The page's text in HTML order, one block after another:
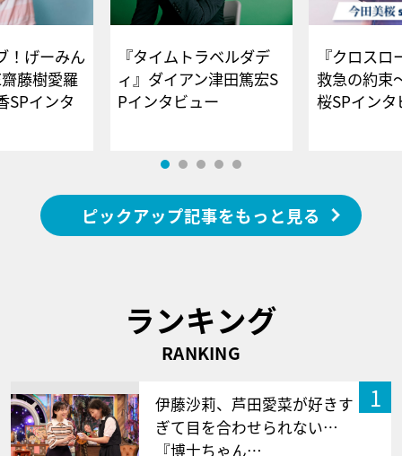
！げーみん
藤樹愛羅
SPインタ
『タイムトラベルダデ
ィ』ダイアン津田篤宏S
Pインタビュー
『クロス
救急の約束
桜SPイ
ピックアップ記事をもっと見る
ランキング
RANKING
1
伊藤沙莉、芦田愛菜が好きす
ぎて目を合わせられない…
『博士ちゃん…